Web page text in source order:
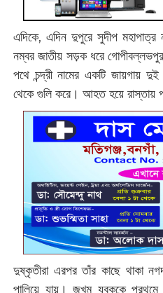
এদিকে, এদিন দুপুরে সুদীপ
নম্বর জাতীয় সড়ক ধরে গোপীবল্লভপুর
পথে চন্দ্রী নামের একটি জায়গায়
থেকে গুলি করে। আহত হয়ে রাস্তায়
দুষ্কৃতীরা এরপর তাঁর কাছে থাকা
পালিয়ে যায়। জখম যুবককে প্রথমে